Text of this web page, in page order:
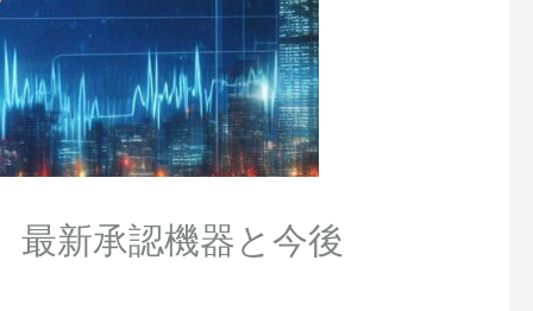
最新承認機器と今後